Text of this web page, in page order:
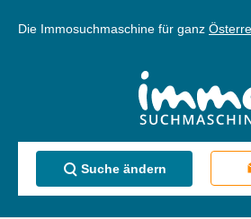
Die Immosuchmaschine für ganz
Suche ändern